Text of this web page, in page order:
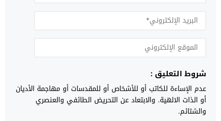
شروط التعليق :
عدم الإساءة للكاتب أو للأشخاص أو للمقدسات أو مهاجمة الأديان
أو الذات الالهية. والابتعاد عن التحريض الطائفي والعنصري
والشتائم.